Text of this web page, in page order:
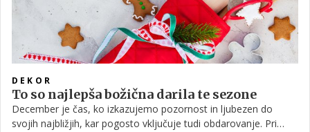
DEKOR
To so najlepša božična darila te sezone
December je čas, ko izkazujemo pozornost in ljubezen do
svojih najbližjih, kar pogosto vključuje tudi obdarovanje. Pri